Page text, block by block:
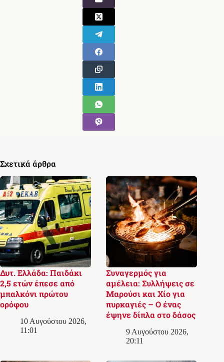
Σχετικά άρθρα
Δυτ. Ελλάδα: Παιδάκι
2,5 ετών έπεσε από
μπαλκόνι πρώτου
ορόφου
10 Αυγούστου 2026,
11:01
Συναγερμός για
αμέλεια: Συλλήψεις σε
Μαρούσι και Χίο για
πυρκαγιές – Ο ένας
έψηνε δίπλα στο δάσος
9 Αυγούστου 2026,
20:11